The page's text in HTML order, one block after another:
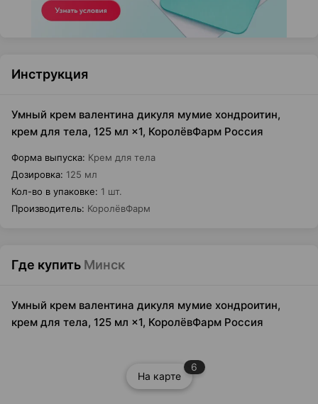
Инструкция
Умный крем валентина дикуля мумие хондроитин,
крем для тела, 125 мл ×1, КоролёвФарм Россия
Форма выпуска: Крем для тела
Дозировка: 125 мл
Кол-во в упаковке: 1 шт.
Производитель: КоролёвФарм
Где купить Минск
Умный крем валентина дикуля мумие хондроитин,
крем для тела, 125 мл ×1, КоролёвФарм Россия
На карте
6